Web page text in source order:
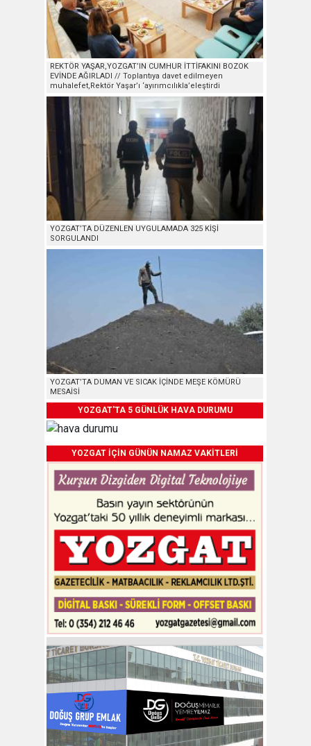
REKTÖR YAŞAR,YOZGAT’IN CUMHUR İTTİFAKINI BOZOK
EVİNDE AĞIRLADI // Toplantıya davet edilmeyen
muhalefet,Rektör Yaşar’ı ‘ayırımcılıkla’eleştirdi
YOZGAT’TA DÜZENLEN UYGULAMADA 325 KİŞİ
SORGULANDI
YOZGAT’TA DUMAN VE SICAK İÇİNDE MEŞE KÖMÜRÜ
MESAİSİ
YOZGAT'TA 5 GÜNLÜK HAVA DURUMU
YOZGAT İÇİN GÜNÜN NAMAZ VAKİTLERİ